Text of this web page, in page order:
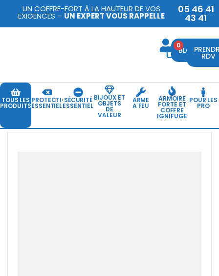
UN COFFRE-FORT À LA HAUTEUR DE VOS
EXIGENCES – UN EXPERT VOUS RAPPELLE
05 46 41
43 41
0BLOG
RDV
TOUS LES
PRODUITS
PROTECTION
ESSENTIELLE
SÉCURITÉ
ESSENTIELLE
BIJOUX ET
OBJETS
DE
VALEUR
ARME
A FEU
ARMOIRE
FORTE ET
COFFRE
IGNIFUGE
POUR LES
PRO